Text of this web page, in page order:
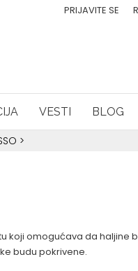
PRIJAVITE SE
VESTI BLOG
>
koji omogućava da haljine
budu pokrivene.